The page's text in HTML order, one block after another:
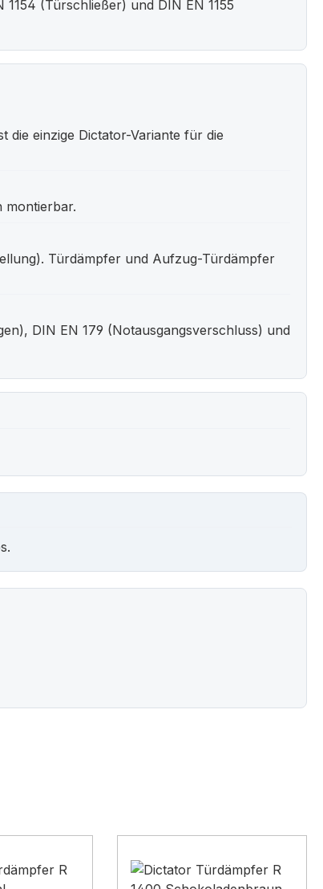
(Türschließer) und DIN EN 1155
die einzige Dictator-Variante für die
montierbar.
Türdämpfer und Aufzug-Türdämpfer
DIN EN 179 (Notausgangsverschluss) und